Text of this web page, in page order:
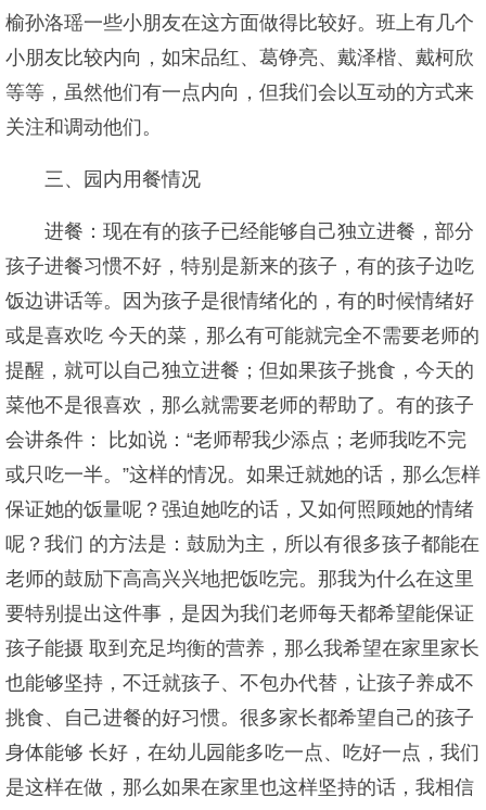
榆孙洛瑶一些小朋友在这方面做得比较好。班上有几个
小朋友比较内向，如宋品红、葛铮亮、戴泽楷、戴柯欣
等等，虽然他们有一点内向，但我们会以互动的方式来
关注和调动他们。
三、园内用餐情况
进餐：现在有的孩子已经能够自己独立进餐，部分
孩子进餐习惯不好，特别是新来的孩子，有的孩子边吃
饭边讲话等。因为孩子是很情绪化的，有的时候情绪好
或是喜欢吃 今天的菜，那么有可能就完全不需要老师的
提醒，就可以自己独立进餐；但如果孩子挑食，今天的
菜他不是很喜欢，那么就需要老师的帮助了。有的孩子
会讲条件： 比如说：“老师帮我少添点；老师我吃不完
或只吃一半。”这样的情况。如果迁就她的话，那么怎样
保证她的饭量呢？强迫她吃的话，又如何照顾她的情绪
呢？我们 的方法是：鼓励为主，所以有很多孩子都能在
老师的鼓励下高高兴兴地把饭吃完。那我为什么在这里
要特别提出这件事，是因为我们老师每天都希望能保证
孩子能摄 取到充足均衡的营养，那么我希望在家里家长
也能够坚持，不迁就孩子、不包办代替，让孩子养成不
挑食、自己进餐的好习惯。很多家长都希望自己的孩子
身体能够 长好，在幼儿园能多吃一点、吃好一点，我们
是这样在做，那么如果在家里也这样坚持的话，我相信